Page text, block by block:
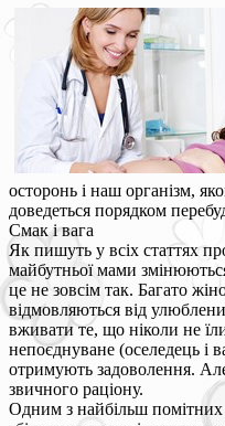
осторонь і наш організм,
доведеться порядком
Смак і вага
Як пишуть у всіх статтях
майбутньої мами
це не зовсім так. Багато
відмовляються від
вживати те, що ніколи не
непоєднуване (оселедець і
отримують задоволення.
звичного раціону.
Одним з найбільш помітних